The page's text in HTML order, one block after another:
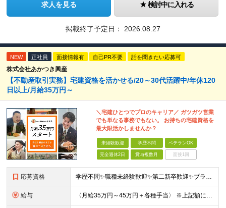
求人を見る 検討中に入れる
掲載終了予定日： 2026.08.27
NEW 正社員 面接情報有 自己PR不要 話を聞きたい応募可
株式会社あかつき興産
【不動産取引実務】宅建資格を活かせる/20～30代活躍中/年休120
日以上/月給35万円～
＼宅建ひとつでプロのキャリア／ ガツガツ営業
でも単なる事務でもない。 お持ちの宅建資格を
最大限活かしませんか？
未経験歓迎 学歴不問 ベテランOK
完全週休2日 賞与複数月 面接1回
応募資格 学歴不問✨職種未経験歓迎✨第二新卒歓迎✨ブランクOK❕ ■宅地建物取引士の資格をお持ちの方 （宅建試験に合格していて宅建士証未交付の方もOK） ◎不動産業界の経験をお持ちの方は歓迎します！
給与 〈月給35万円～45万円＋各種手当〉 ※上記額にはみなし残業代（45時間分・8万700円以上）および一律支給の宅建手当（2万円）を含みます。超過分は全額支給いたします。 ※経験・能力を考慮して決定